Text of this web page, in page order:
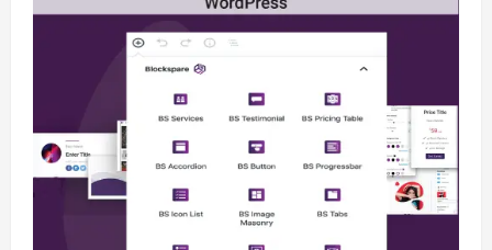
Berita
BMP Kecam Aksi KNPB, Serukan
Persatuan Demi Papua yang Kondusif